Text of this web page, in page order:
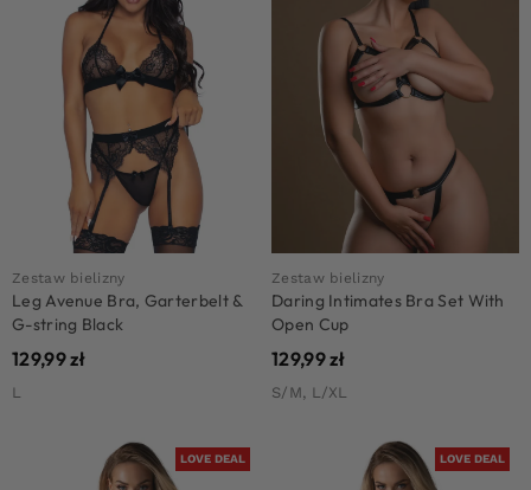
Zestaw bielizny
Leg Avenue Bra, Garterbelt &
G-string Black
129,99zł
L
Zestaw bielizny
Daring Intimates Bra Set With
Open Cup
129,99zł
S/M, L/XL
LOVE DEAL LOVE DEAL